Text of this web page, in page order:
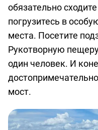
обязательно
погрузитесь в
места. Посетите
Рукотворную
один человек. И
мост.